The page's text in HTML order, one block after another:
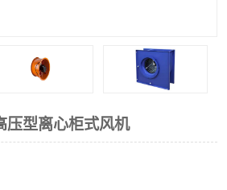
压型离心柜式风机
百叶风口